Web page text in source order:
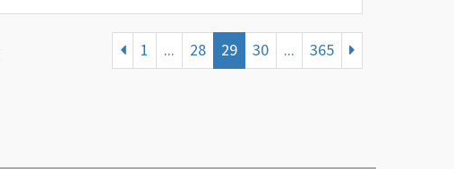
1 ... 28 29 30 ... 365